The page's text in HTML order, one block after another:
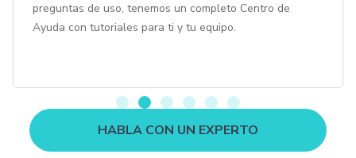
preguntas de uso, tenemos un completo Centro de
Ayuda con tutoriales para ti y tu equipo.
HABLA CON UN EXPERTO